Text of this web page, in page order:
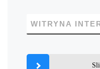
WITRYNA